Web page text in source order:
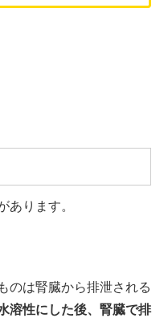
あります。
のは腎臓から排泄される
溶性にした後、腎臓で排